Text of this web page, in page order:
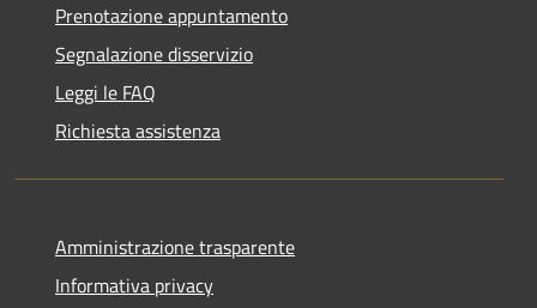
Prenotazione appuntamento
Segnalazione disservizio
Leggi le FAQ
Richiesta assistenza
Amministrazione trasparente
Informativa privacy